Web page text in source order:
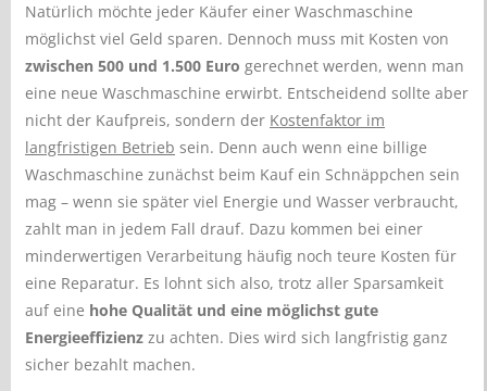
Natürlich möchte jeder Käufer einer Waschmaschine
möglichst viel Geld sparen. Dennoch muss mit Kosten von
zwischen 500 und 1.500 Euro gerechnet werden, wenn man
eine neue Waschmaschine erwirbt. Entscheidend sollte aber
nicht der Kaufpreis, sondern der Kostenfaktor im
langfristigen Betrieb sein. Denn auch wenn eine billige
Waschmaschine zunächst beim Kauf ein Schnäppchen sein
mag – wenn sie später viel Energie und Wasser verbraucht,
zahlt man in jedem Fall drauf. Dazu kommen bei einer
minderwertigen Verarbeitung häufig noch teure Kosten für
eine Reparatur. Es lohnt sich also, trotz aller Sparsamkeit
auf eine hohe Qualität und eine möglichst gute
Energieeffizienz zu achten. Dies wird sich langfristig ganz
sicher bezahlt machen.